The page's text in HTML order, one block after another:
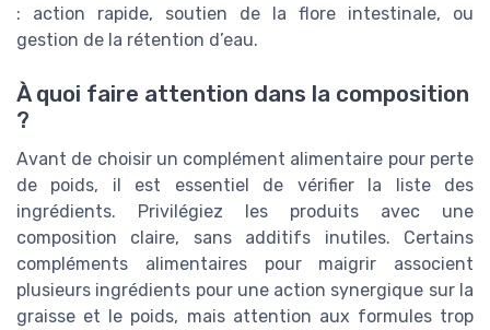
: action rapide, soutien de la flore intestinale, ou
gestion de la rétention d’eau.
À quoi faire attention dans la composition
?
Avant de choisir un complément alimentaire pour perte
de poids, il est essentiel de vérifier la liste des
ingrédients. Privilégiez les produits avec une
composition claire, sans additifs inutiles. Certains
compléments alimentaires pour maigrir associent
plusieurs ingrédients pour une action synergique sur la
graisse et le poids, mais attention aux formules trop